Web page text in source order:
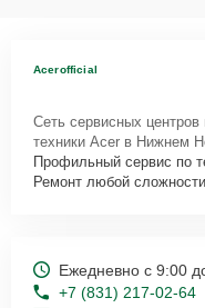
Acerofficial
Сеть сервисных центров
техники Acer в Нижнем
Профильный сервис по
Ремонт любой сложности
Ежедневно с 9:00
+7 (831) 217-02-64